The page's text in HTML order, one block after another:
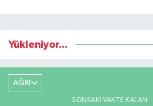
Yükleniyor...
AĞRI
SONRAKI VAKTE KALAN